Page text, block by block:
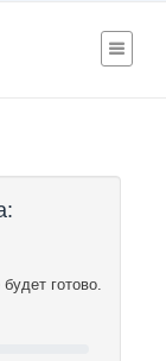
готово.